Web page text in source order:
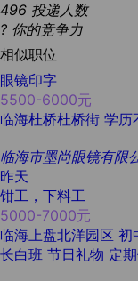
496 投递人数
? 你的竞争力
相似职位
眼镜印字
5500-6000元
临海杜桥杜桥街 学历
临海市墨尚眼镜有限
昨天
钳工，下料工
5000-7000元
临海上盘北洋园区 初
长白班 节日礼物 定